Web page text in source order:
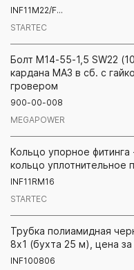
INF11M22/F...
STARTEC
Болт М14-55-1,5 SW22
кардана МАЗ в сб. с
гровером
900-00-008
MEGAPOWER
Кольцо упорное фитинга
кольцо уплотнительное
INF11RM16
STARTEC
Трубка полиамидная
8х1 (бухта 25 м), цена
INF100806